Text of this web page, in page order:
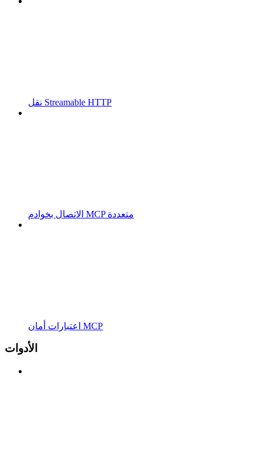
نقل Streamable HTTP
الاتصال بخوادم MCP متعددة
اعتبارات أمان MCP
الأدوات